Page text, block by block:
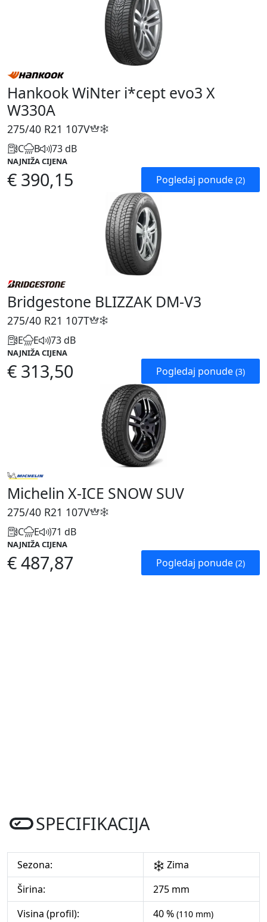
Hankook WiNter i*cept evo3 X
W330A
275/40 R21 107V
C B 73 dB
NAJNIŽA CIJENA
€ 390,15 Pogledaj ponude (2)
Bridgestone BLIZZAK DM-V3
275/40 R21 107T
E E 73 dB
NAJNIŽA CIJENA
€ 313,50 Pogledaj ponude (3)
Michelin X-ICE SNOW SUV
275/40 R21 107V
C E 71 dB
NAJNIŽA CIJENA
€ 487,87 Pogledaj ponude (2)
SPECIFIKACIJA
Sezona:
Zima
Širina:
275 mm
Visina (profil):
40 % (110 mm)